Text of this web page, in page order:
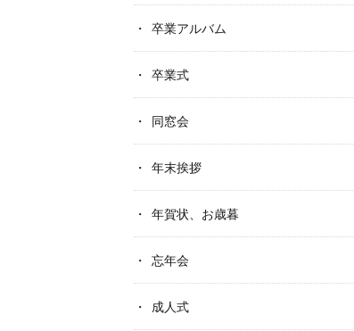
卒業アルバム
卒業式
同窓会
年末挨拶
年賀状、お歳暮
忘年会
成人式